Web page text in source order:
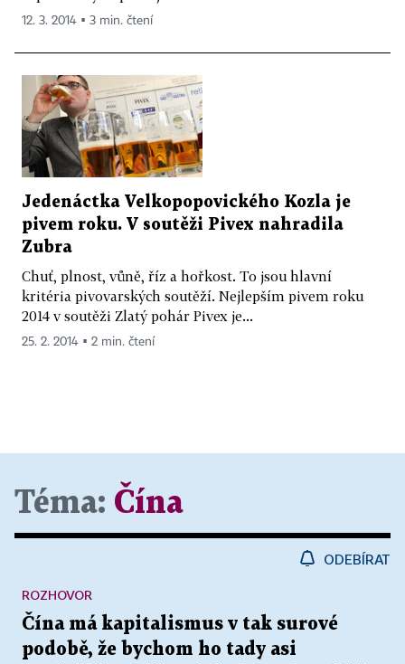
12. 3. 2014 ▪ 3 min. čtení
Jedenáctka Velkopopovického Kozla je
pivem roku. V soutěži Pivex nahradila
Zubra
Chuť, plnost, vůně, říz a hořkost. To jsou hlavní
kritéria pivovarských soutěží. Nejlepším pivem roku
2014 v soutěži Zlatý pohár Pivex je...
25. 2. 2014 ▪ 2 min. čtení
Téma: Čína
ODEBÍRAT
Čína má kapitalismus v tak surové
podobě, že bychom ho tady asi
ROZHOVOR